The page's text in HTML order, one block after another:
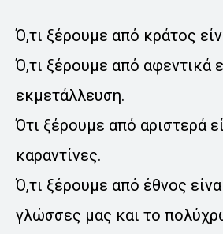
Ό,τι ξέρουμε από κράτος
Ό,τι ξέρουμε από αφεντικά
εκμετάλλευση.
Ότι ξέρουμε από αριστερά
καραντίνες.
Ό,τι ξέρουμε από έθνος
γλώσσες μας και το